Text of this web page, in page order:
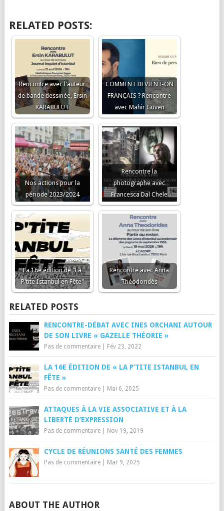
RELATED POSTS:
Rencontre avec l'auteur
de bande dessinée, Ersin
KARABULUT
COMMENT DEVIENT-ON
FRANÇAIS ? Rencontre
avec Mahir Guven
Nos actions pour la
période 2023/2024
Rencontre la
photographe avec
Francesca Dal Chele
La 16e édition de "La
P'tite Istanbul en Fête"
Rencontre avec Anna
Théodoridès
RELATED POSTS
RENCONTRE-DÉBAT AVEC INES ORCHANI AUTOUR
DE SON LIVRE « GAZELLE THÉORIE »
Pas de commentaire| Fév 23, 2022
LA 16E ÉDITION DE « LA P’TITE ISTANBUL EN
FÊTE »
Pas de commentaire| Mai 6, 2025
ATTAQUES À LA VIE ASSOCIATIVE ET À LA
LIBERTÉ D’EXPRESSION
Pas de commentaire| Nov 19, 2019
CYCLE DE RÉUNIONS SANTÉ DES FEMMES
Pas de commentaire| Mar 9, 2025
ABOUT THE AUTHOR